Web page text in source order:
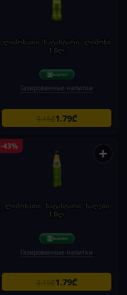
ლიმონათი "ნატახტარი" ლიმონი
1,0ლ
Газированные напитки
3.15₾1.79₾
-43% +
ლიმონათი "ნატახტარი" ნაღები
1,0ლ
Газированные напитки
3.15₾1.79₾